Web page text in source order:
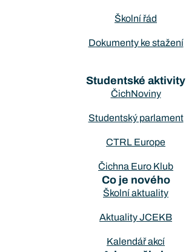
Školní řád
Dokumenty ke stažení
Studentské aktivity
ČichNoviny
Studentský parlament
CTRL Europe
Čichna Euro Klub
Co je nového
Školní aktuality
Aktuality JCEKB
Kalendář akcí